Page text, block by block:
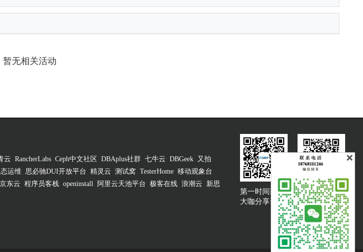
暂无相关活动
云 RancherLabs Ceph中文社区 DBAplus社群 七牛云 DBGeek
又拍
运维 思必驰DUI开放平台 精灵云 测试窝 TesterHome 移动观象台
京东云 程序员客栈 openinstall 阿里云天池平台 极客在线 浪潮云
新思
第一时间获取
大咖分享资讯
大咖说吐槽客服